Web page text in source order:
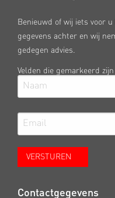
Benieuwd of wij iets voor
gegevens achter en wij
gedegen advies.
Velden die gemarkeerd
Contactgegevens